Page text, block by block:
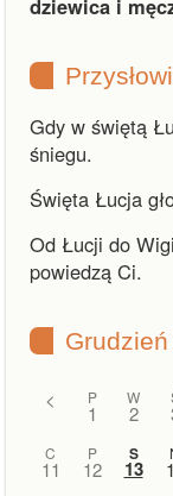
dziewica i
Gdy w świętą
śniegu.
Święta Łucja
Od Łucji do
powiedzą Ci.
< P
1
W
2
C
11
P
12
S
13